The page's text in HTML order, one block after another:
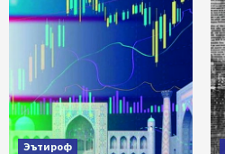
Эътироф